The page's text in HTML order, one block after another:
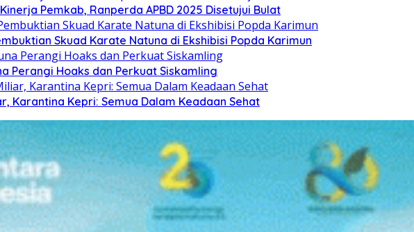
Pemkab, Ranperda APBD 2025 Disetujui Bulat
Skuad Karate Natuna di Ekshibisi Popda Karimun
Perangi Hoaks dan Perkuat Siskamling
Karantina Kepri: Semua Dalam Keadaan Sehat